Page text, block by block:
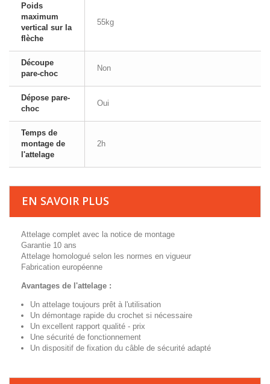
Poids
maximum
vertical sur la
flèche
55kg
Découpe
pare-choc
Non
Dépose pare-
choc
Oui
Temps de
montage de
l'attelage
2h
EN SAVOIR PLUS
Attelage complet avec la notice de montage
Garantie 10 ans
Attelage homologué selon les normes en vigueur
Fabrication européenne
Avantages de l'attelage :
Un attelage toujours prêt à l'utilisation
Un démontage rapide du crochet si nécessaire
Un excellent rapport qualité - prix
Une sécurité de fonctionnement
Un dispositif de fixation du câble de sécurité adapté